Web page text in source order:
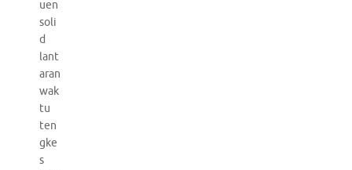
uen
soli
d
lant
aran
wak
tu
ten
gke
s